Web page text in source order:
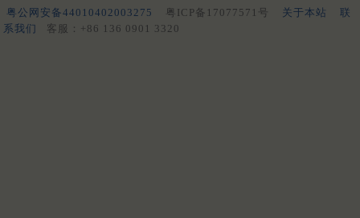
粤公网安备44010402003275 粤ICP备17077571号 关于本站
联
系我们
客服：+86 136 0901 3320